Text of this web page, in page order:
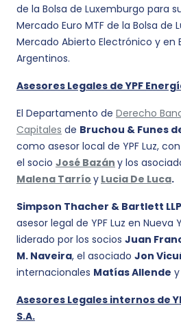
de la Bolsa de Luxemburgo para
Mercado Euro MTF de la Bolsa de
Mercado Abierto Electrónico y en
Argentinos.
Asesores Legales deYPF
El Departamento de Derecho
Capitales de Bruchou & Funes
como asesor local de YPF Luz,
el socio José Bazán y los
Malena Tarrío y Lucia De Luca.
Simpson Thacher & Bartlett LLP
asesor legal de YPF Luz en Nueva
liderado por los socios Juan
M. Naveira, el asociado Jon
internacionales Matías Allende y
Asesores Legales internos de
S.A.